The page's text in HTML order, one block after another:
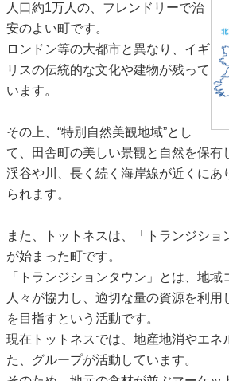
人口約1万人の、フレンドリーで治
安のよい町です。
ロンドン等の大都市と異なり、イギ
リスの伝統的な文化や建物が残って
います。
その上、“特別自然美観地域”とし
て、田舎町の美しい景観と自然を保有
渓谷や川、長く続く海岸線が近くにあ
られます。
また、トットネスは、「トランジショ
が始まった町です。
「トランジションタウン」とは、地
人々が協力し、適切な量の資源を利用
を目指すという活動です。
現在トットネスでは、地産地消やエネ
た、グループが活動しています。